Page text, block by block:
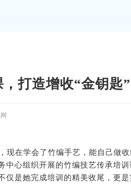
打造增收“金钥匙”
现在学会了竹编手艺，能自己做
中心组织开展的竹编技艺传承培
仅是她完成培训的精美收尾，更是